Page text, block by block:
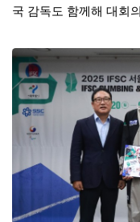
국 감독도 함께해 대회